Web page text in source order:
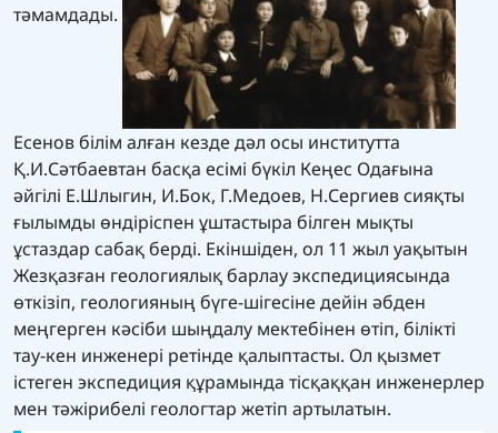
тәмамдады.
Есенов білім алған кезде дәл осы институтта
Қ.И.Сәтбаевтан басқа есімі бүкіл Кеңес Одағына
әйгілі Е.Шлыгин, И.Бок, Г.Медоев, Н.Сергиев сияқты
ғылымды өндіріспен ұштастыра білген мықты
ұстаздар сабақ берді. Екіншіден, ол 11 жыл уақытын
Жезқазған геологиялық барлау экспедициясында
өткізіп, геологияның бүге-шігесіне дейін әбден
меңгерген кәсіби шыңдалу мектебінен өтіп, білікті
тау-кен инженері ретінде қалыптасты. Ол қызмет
істеген экспедиция құрамында тісқаққан инженерлер
мен тәжірибелі геологтар жетіп артылатын.